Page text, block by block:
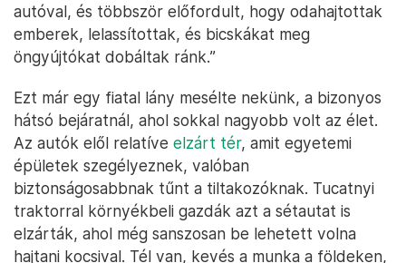
autóval, és többször előfordult, hogy odahajtottak
emberek, lelassítottak, és bicskákat meg
öngyújtókat dobáltak ránk.”
Ezt már egy fiatal lány mesélte nekünk, a bizonyos
hátsó bejáratnál, ahol sokkal nagyobb volt az élet.
Az autók elől relatíve elzárt tér, amit egyetemi
épületek szegélyeznek, valóban
biztonságosabbnak tűnt a tiltakozóknak. Tucatnyi
traktorral környékbeli gazdák azt a sétautat is
elzárták, ahol még sanszosan be lehetett volna
hajtani kocsival. Tél van, kevés a munka a földeken,